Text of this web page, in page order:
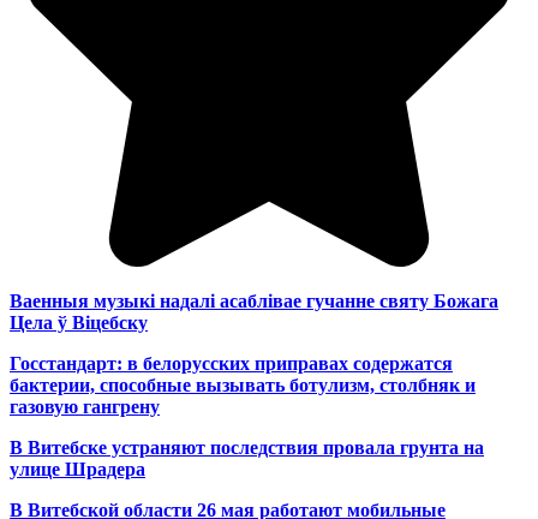
Ваенныя музыкі надалі асаблівае гучанне святу Божага
Цела ў Віцебску
Госстандарт: в белорусских приправах содержатся
бактерии, способные вызывать ботулизм, столбняк и
газовую гангрену
В Витебске устраняют последствия провала грунта на
улице Шрадера
В Витебской области 26 мая работают мобильные